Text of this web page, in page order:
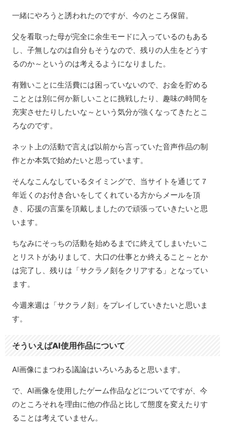
一緒にやろうと誘われたのですが、今のところ保留。
父を看取った母が完全に余生モードに入っているのもある
し、子無しなのは自分もそうなので、残りの人生をどうす
るのか～というのは考えるようになりました。
有難いことに生活費には困っていないので、お金を貯める
こととは別に何か新しいことに挑戦したり、趣味の時間を
充実させたりしたいな～という気分が強くなってきたとこ
ろなのです。
ネット上の活動で言えば以前から言っていた音声作品の制
作とか本気で始めたいと思っています。
そんなこんなしているタイミングで、当サイトを通じて７
年近くのお付き合いをしてくれている方からメールを頂
き、応援の言葉を頂戴しましたので頑張っていきたいと思
います。
ちなみにそっちの活動を始めるまでに終えてしまいたいこ
とリストがありまして、大口の仕事とか終えること～とか
は完了し、残りは「サクラノ刻をクリアする」となってい
ます。
今週来週は「サクラノ刻」をプレイしていきたいと思いま
す。
そういえばAI使用作品について
AI画像にまつわる議論はいろいろあると思います。
で、AI画像を使用したゲーム作品などについてですが、今
のところそれを理由に他の作品と比して態度を変えたりす
ることは考えていません。